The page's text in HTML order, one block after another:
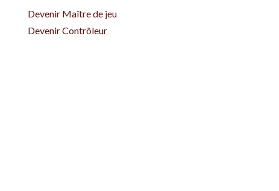
Devenir Maître de jeu
Devenir Contrôleur